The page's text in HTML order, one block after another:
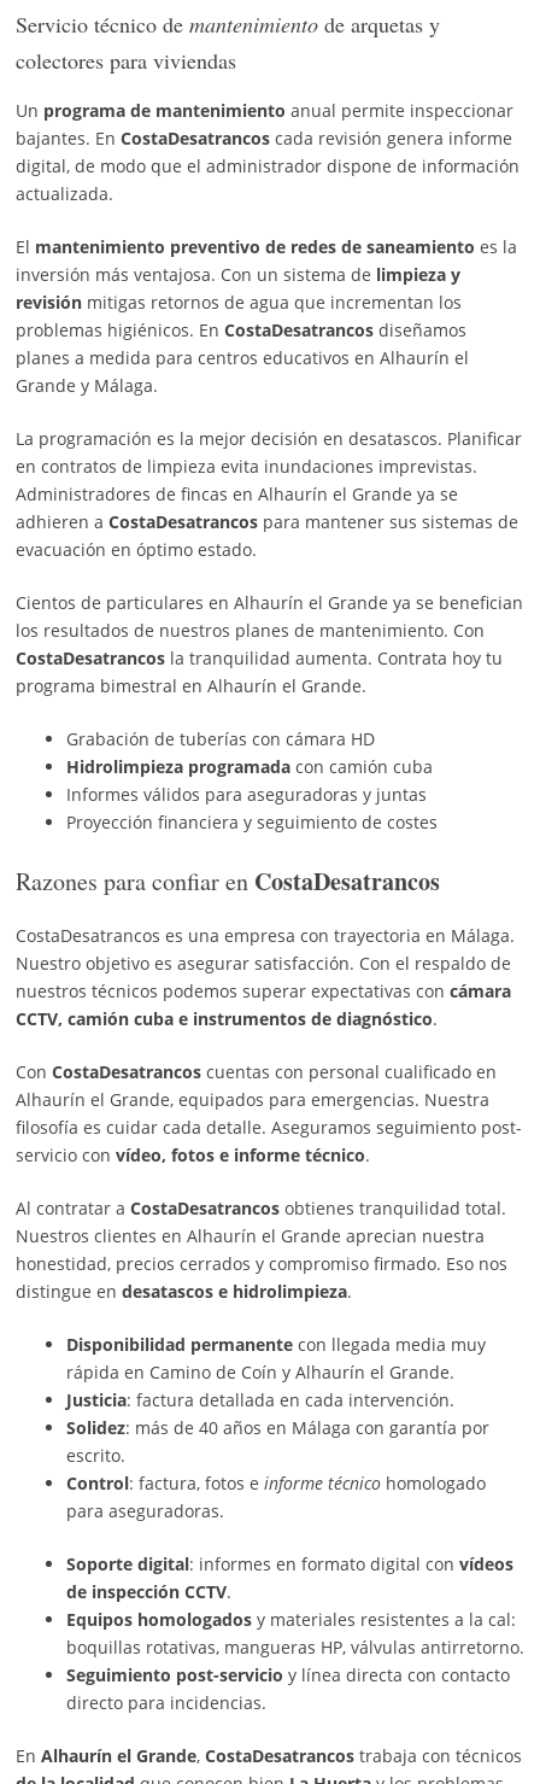
Servicio técnico de mantenimientode arquetas y
colectores para viviendas
Un programa de mantenimiento anual permite inspeccionar
bajantes. En CostaDesatrancoscada revisión genera informe
digital, de modo que el administrador dispone de información
actualizada.
El mantenimiento preventivo de redes de saneamiento es la
inversión más ventajosa. Con un sistema de limpieza y
revisiónmitigas retornos de agua que incrementan los
problemas higiénicos. En CostaDesatrancosdiseñamos
planes a medida para centros educativos en Alhaurín el
Grande y Málaga.
La programación es la mejor decisión en desatascos. Planificar
en contratos de limpieza evita inundaciones imprevistas.
Administradores de fincas en Alhaurín el Grande ya se
adhieren a CostaDesatrancospara mantener sus sistemas de
evacuación en óptimo estado.
Cientos de particulares en Alhaurín el Grande ya se benefician
los resultados de nuestros planes de mantenimiento. Con
CostaDesatrancosla tranquilidad aumenta. Contrata hoy tu
programa bimestral en Alhaurín el Grande.
Grabación de tuberías con cámara HD
Hidrolimpieza programadacon camión cuba
Informes válidos para aseguradoras y juntas
Proyección financiera y seguimiento de costes
Razones para confiar en CostaDesatrancos
CostaDesatrancos es una empresa con trayectoria en Málaga.
Nuestro objetivo es asegurar satisfacción. Con el respaldo de
nuestros técnicos podemos superar expectativas con cámara
CCTV, camión cuba e instrumentos de diagnóstico.
Con CostaDesatrancoscuentas con personal cualificado en
Alhaurín el Grande, equipados para emergencias. Nuestra
filosofía es cuidar cada detalle. Aseguramos seguimiento post-
servicio con vídeo, fotos e informe técnico.
Al contratar a CostaDesatrancosobtienes tranquilidad total.
Nuestros clientes en Alhaurín el Grande aprecian nuestra
honestidad, precios cerrados y compromiso firmado. Eso nos
distingue en desatascos e hidrolimpieza.
Disponibilidad permanentecon llegada media muy
rápida en Camino de Coín y Alhaurín el Grande.
Justicia: factura detallada en cada intervención.
Solidez: más de 40 años en Málaga con garantía por
escrito.
Control: factura, fotos e informe técnicohomologado
para aseguradoras.
Soporte digital: informes en formato digital con vídeos
de inspección CCTV.
Equipos homologadosy materiales resistentes a la cal:
boquillas rotativas, mangueras HP, válvulas antirretorno.
Seguimiento post-servicio y línea directa con contacto
directo para incidencias.
En Alhaurín el Grande, CostaDesatrancostrabaja con técnicos